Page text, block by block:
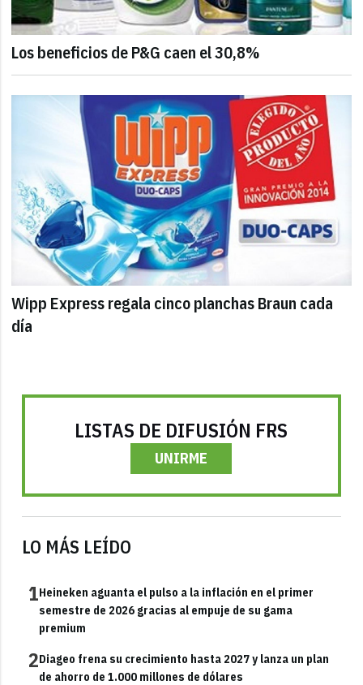
Los beneficios de P&G caen el 30,8%
Wipp Express regala cinco planchas Braun cada
día
LISTAS DE DIFUSIÓN FRS
UNIRME
LO MÁS LEÍDO
1Heineken aguanta el pulso a la inflación en el primer
semestre de 2026 gracias al empuje de su gama
premium
2Diageo frena su crecimiento hasta 2027 y lanza un plan
de ahorro de 1.000 millones de dólares